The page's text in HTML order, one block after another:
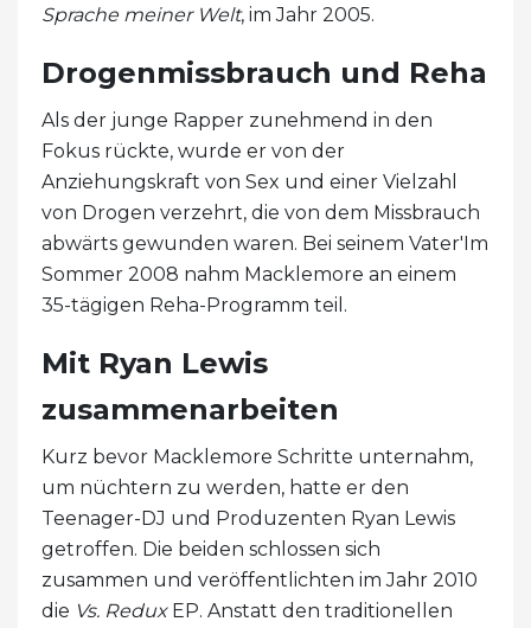
Sprache meiner Welt, im Jahr 2005.
Drogenmissbrauch und Reha
Als der junge Rapper zunehmend in den
Fokus rückte, wurde er von der
Anziehungskraft von Sex und einer Vielzahl
von Drogen verzehrt, die von dem Missbrauch
abwärts gewunden waren. Bei seinem Vater'Im
Sommer 2008 nahm Macklemore an einem
35-tägigen Reha-Programm teil.
Mit Ryan Lewis
zusammenarbeiten
Kurz bevor Macklemore Schritte unternahm,
um nüchtern zu werden, hatte er den
Teenager-DJ und Produzenten Ryan Lewis
getroffen. Die beiden schlossen sich
zusammen und veröffentlichten im Jahr 2010
die Vs. ReduxEP. Anstatt den traditionellen